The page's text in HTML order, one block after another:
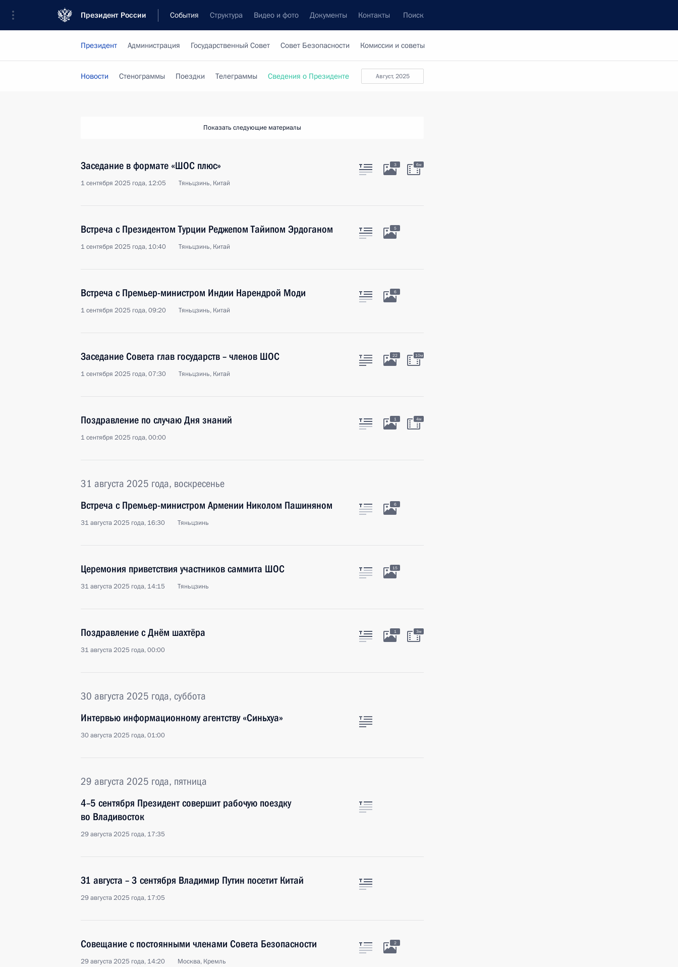
Президент России События Структура Видео и фото Документы Контакты Поиск
Президент Администрация Государственный Совет Совет Безопасности Комиссии и советы
август, 2025
Новости Стенограммы Поездки Телеграммы Сведения о Президенте
Показать следующие материалы
Заседание в формате «ШОС плюс»
1 сентября 2025 года, 12:05 Тяньцзинь, Китай
3 6м
Встреча с Президентом Турции Реджепом Тайипом Эрдоганом
1 сентября 2025 года, 10:40 Тяньцзинь, Китай
5
Встреча с Премьер-министром Индии Нарендрой Моди
1 сентября 2025 года, 09:20 Тяньцзинь, Китай
6
Заседание Совета глав государств – членов ШОС
1 сентября 2025 года, 07:30 Тяньцзинь, Китай
22 10м
Поздравление по случаю Дня знаний
1 сентября 2025 года, 00:00
1 4м
31 августа 2025 года, воскресенье
Встреча с Премьер-министром Армении Николом Пашиняном
31 августа 2025 года, 16:30 Тяньцзинь
6
Церемония приветствия участников саммита ШОС
31 августа 2025 года, 14:15 Тяньцзинь
15
Поздравление с Днём шахтёра
31 августа 2025 года, 00:00
1 3м
30 августа 2025 года, суббота
Интервью информационному агентству «Cиньхуа»
30 августа 2025 года, 01:00
29 августа 2025 года, пятница
4–5 сентября Президент совершит рабочую поездку
во Владивосток
29 августа 2025 года, 17:35
31 августа – 3 сентября Владимир Путин посетит Китай
29 августа 2025 года, 17:05
Совещание с постоянными членами Совета Безопасности
29 августа 2025 года, 14:20 Москва, Кремль
2